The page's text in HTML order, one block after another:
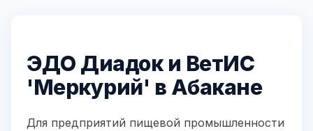
ЭДО Диадок и ВетИС
'Меркурий' в Абакане
Для предприятий пищевой промышленности